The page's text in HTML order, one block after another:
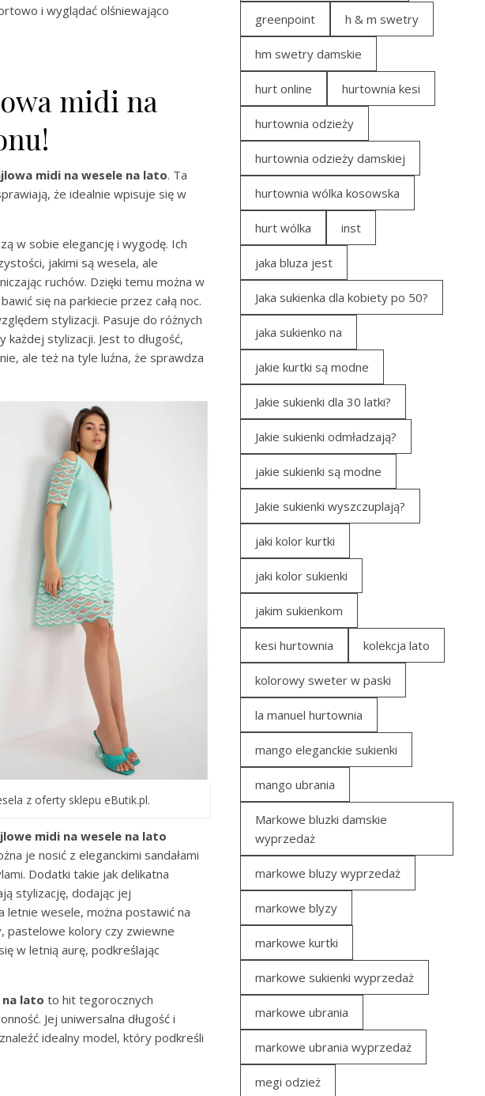
i wyglądać olśniewająco
midi na
midi na wesele na lato. Ta
że idealnie wpisuje się w
w sobie elegancję i wygodę. Ich
jakimi są wesela, ale
ruchów. Dzięki temu można w
się na parkiecie przez całą noc.
stylizacji. Pasuje do różnych
stylizacji. Jest to długość,
ale też na tyle luźna, że sprawdza
z oferty sklepu eButik.pl.
midi na wesele na lato
je nosić z eleganckimi sandałami
Dodatki takie jak delikatna
stylizację, dodając jej
letnie wesele, można postawić na
pastelowe kolory czy zwiewne
w letnią aurę, podkreślając
na lato to hit tegorocznych
Jej uniwersalna długość i
idealny model, który podkreśli
greenpoint h & m swetry
hm swetry damskie
hurt online hurtownia kesi
hurtownia odzieży
hurtownia odzieży damskiej
hurtownia wólka kosowska
hurt wólka inst
jaka bluza jest
Jaka sukienka dla kobiety po 50?
jaka sukienko na
jakie kurtki są modne
Jakie sukienki dla 30 latki?
Jakie sukienki odmładzają?
jakie sukienki są modne
Jakie sukienki wyszczuplają?
jaki kolor kurtki
jaki kolor sukienki
jakim sukienkom
kesi hurtownia kolekcja lato
kolorowy sweter w paski
la manuel hurtownia
mango eleganckie sukienki
mango ubrania
Markowe bluzki damskie
wyprzedaż
markowe bluzy wyprzedaż
markowe blyzy
markowe kurtki
markowe sukienki wyprzedaż
markowe ubrania
markowe ubrania wyprzedaż
megi odzież